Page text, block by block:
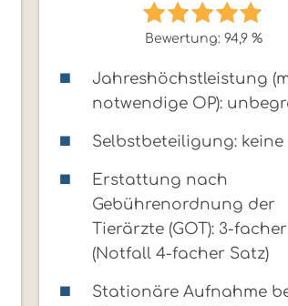
Bewertung: 94,9 %
Jahreshöchstleistung
notwendige OP):
Selbstbeteiligung: keine
Erstattung nach
Gebührenordnung der
Tierärzte (GOT): 3-
(Notfall 4-facher Satz)
Stationäre Aufnahme